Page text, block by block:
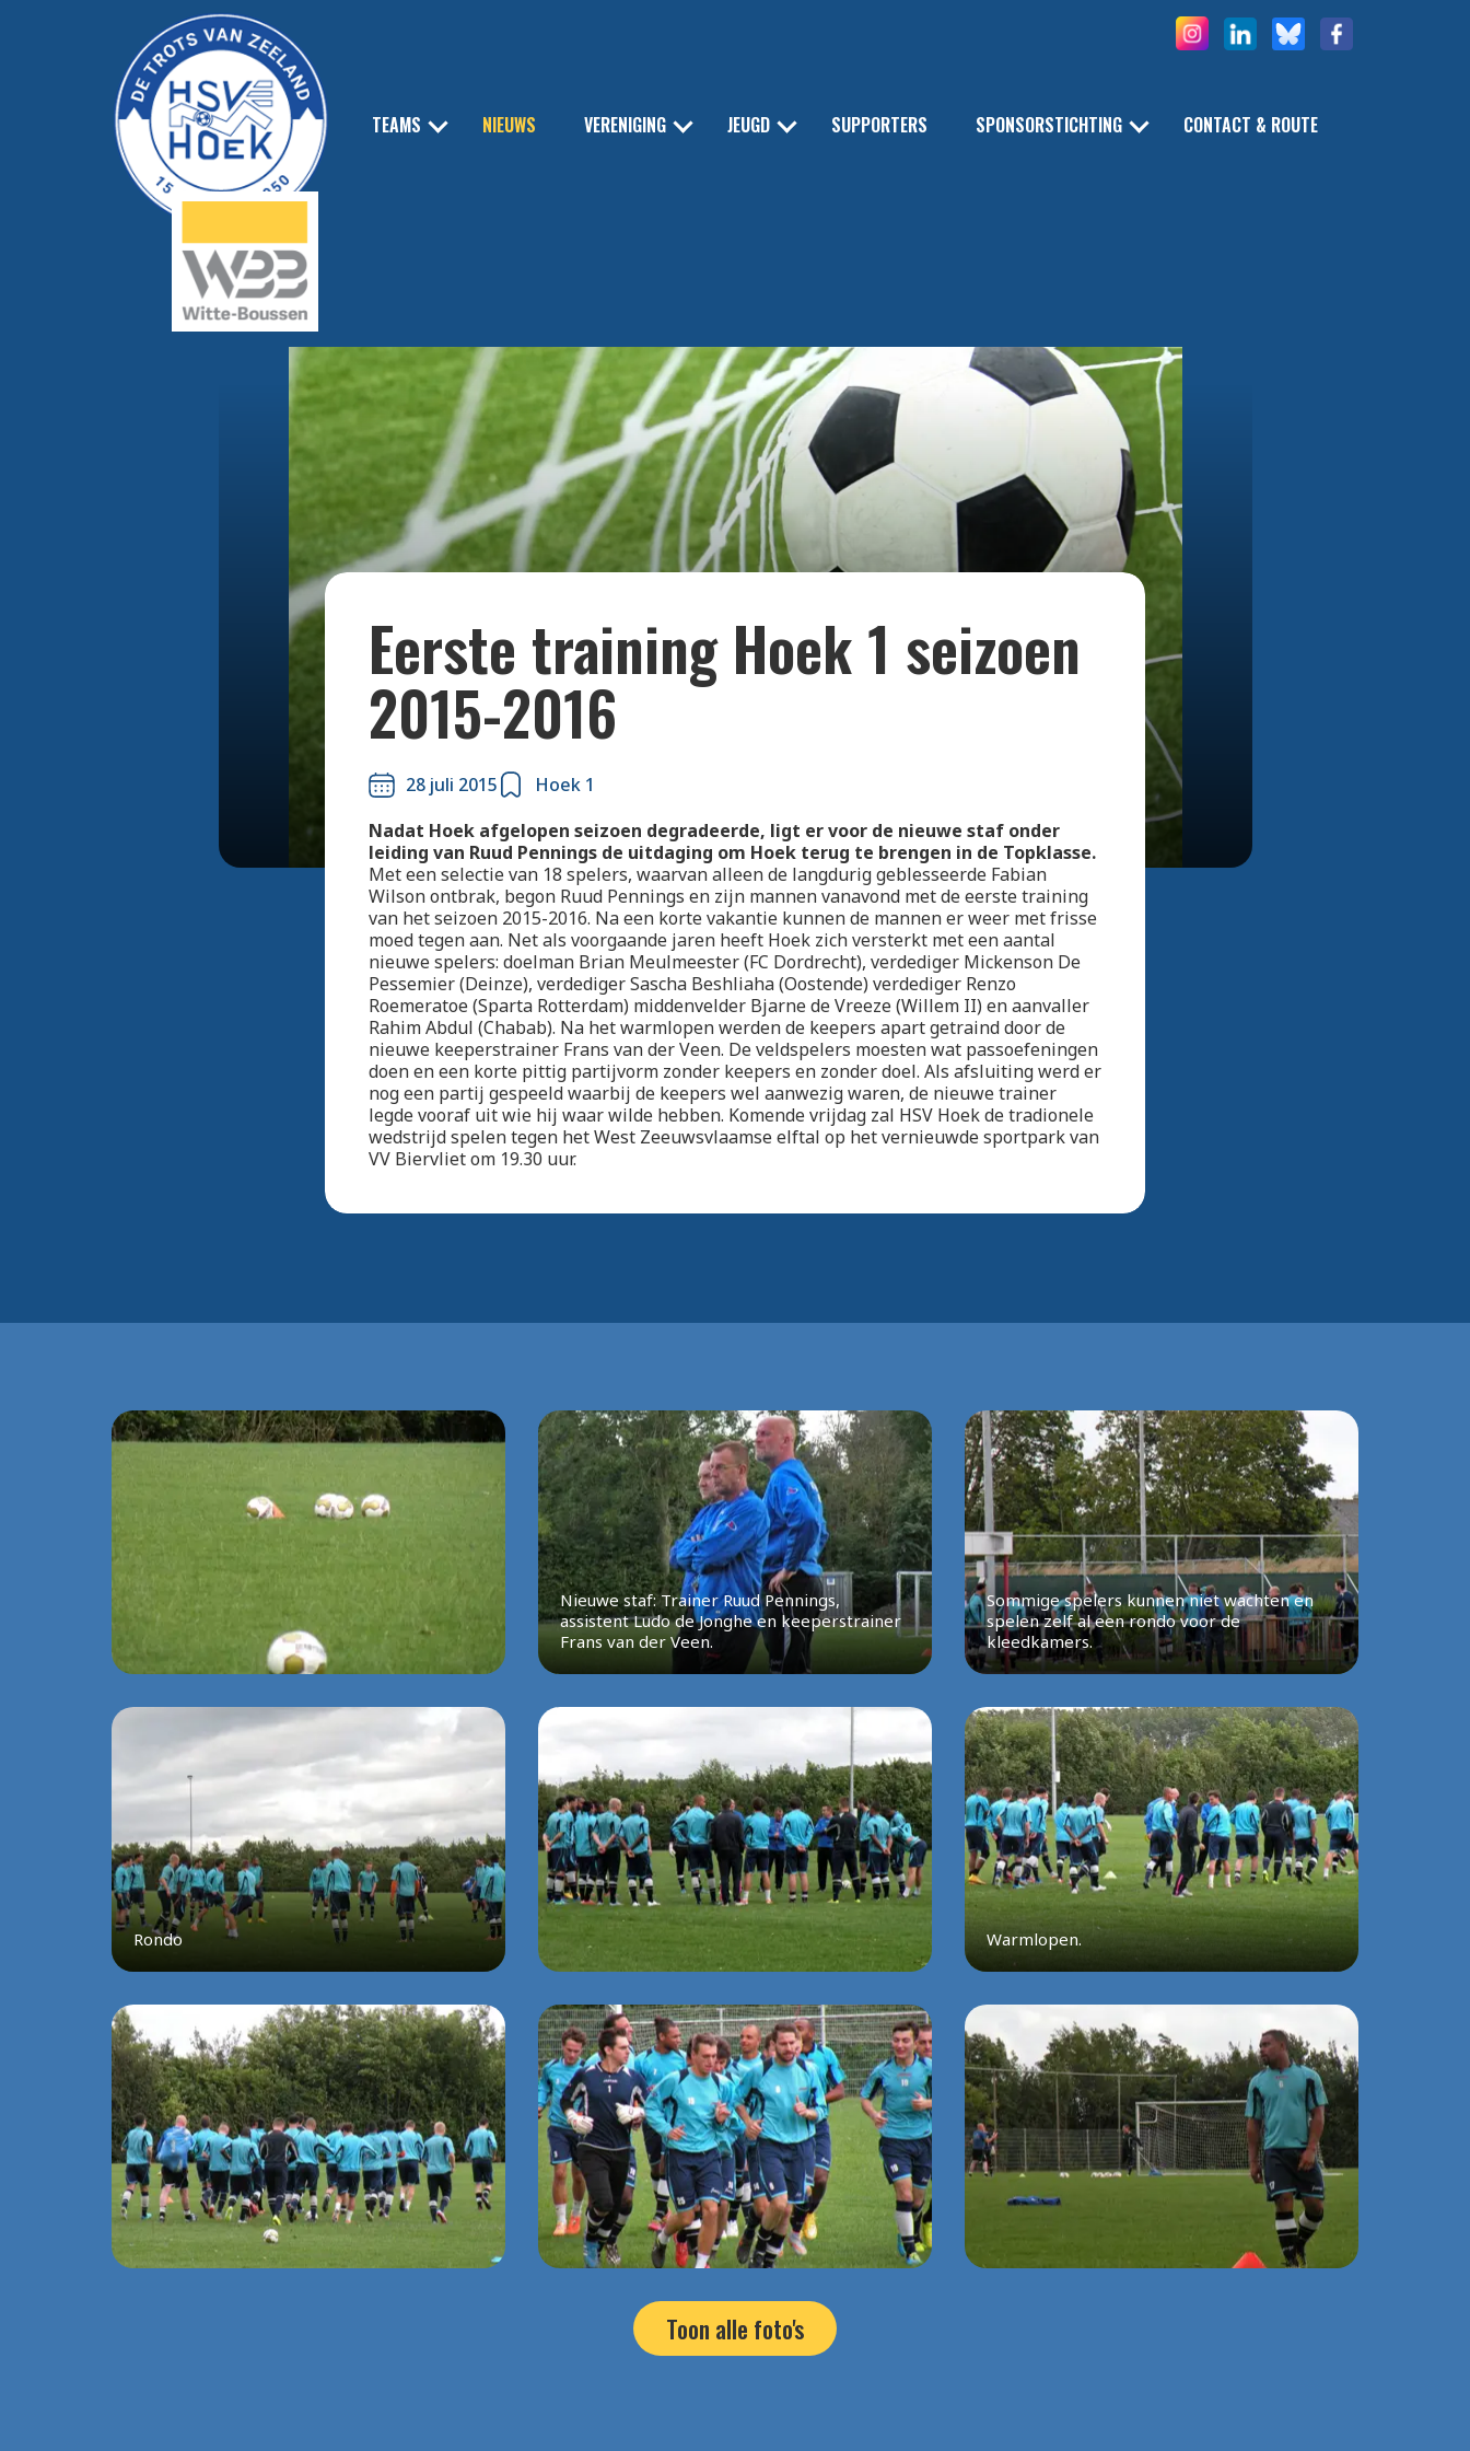
TEAMS NIEUWS VERENIGING JEUGD SUPPORTERS SPONSORSTICHTING CONTACT & ROUTE
Bekijk alle foto's
Eerste training Hoek 1 seizoen
2015-2016
28 juli 2015
Hoek 1
Nadat Hoek afgelopen seizoen degradeerde, ligt er voor de nieuwe staf onder
leiding van Ruud Pennings de uitdaging om Hoek terug te brengen in de Topklasse.
Met een selectie van 18 spelers, waarvan alleen de langdurig geblesseerde Fabian
Wilson ontbrak, begon Ruud Pennings en zijn mannen vanavond met de eerste training
van het seizoen 2015-2016. Na een korte vakantie kunnen de mannen er weer met frisse
moed tegen aan. Net als voorgaande jaren heeft Hoek zich versterkt met een aantal
nieuwe spelers: doelman Brian Meulmeester (FC Dordrecht), verdediger Mickenson De
Pessemier (Deinze), verdediger Sascha Beshliaha (Oostende) verdediger Renzo
Roemeratoe (Sparta Rotterdam) middenvelder Bjarne de Vreeze (Willem II) en aanvaller
Rahim Abdul (Chabab). Na het warmlopen werden de keepers apart getraind door de
nieuwe keeperstrainer Frans van der Veen. De veldspelers moesten wat passoefeningen
doen en een korte pittig partijvorm zonder keepers en zonder doel. Als afsluiting werd er
nog een partij gespeeld waarbij de keepers wel aanwezig waren, de nieuwe trainer
legde vooraf uit wie hij waar wilde hebben. Komende vrijdag zal HSV Hoek de tradionele
wedstrijd spelen tegen het West Zeeuwsvlaamse elftal op het vernieuwde sportpark van
VV Biervliet om 19.30 uur.
Nieuwe staf: Trainer Ruud Pennings,
assistent Ludo de Jonghe en keeperstrainer
Frans van der Veen.
Sommige spelers kunnen niet wachten en
spelen zelf al een rondo voor de
kleedkamers.
Rondo Warmlopen.
Toon alle foto's